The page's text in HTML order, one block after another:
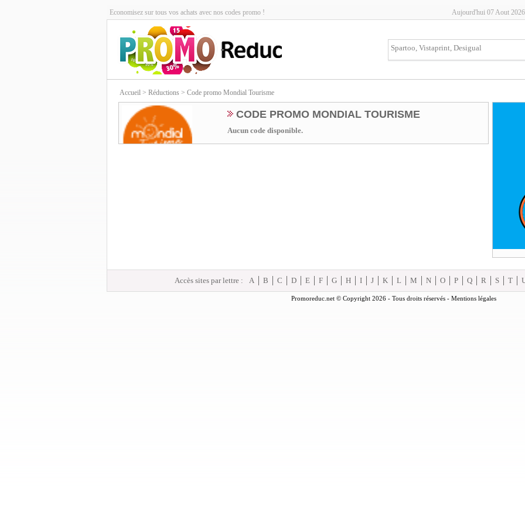
Economisez sur tous vos achats avec nos codes promo ! Aujourd'hui 07 Aout
Accueil > Réductions > Code promo Mondial Tourisme
CODE PROMO MONDIAL TOURISME
Aucun code disponible.
Accès sites par lettre : A B C D E F G H I J K L M N O P Q R S T
Promoreduc.net © Copyright 2026 - Tous droits réservés - Mentions légales